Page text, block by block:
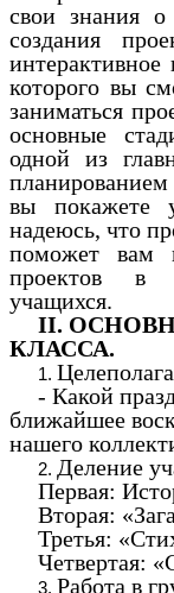
свои знания о
создания
интерактивное
которого вы
заниматься
основные
одной из
вы покажете
надеюсь, что
поможет вам
проектов в
учащихся.
II.
КЛАССА.
- Какой
ближайшее
нашего
Деление
Первая:
Вторая:
Третья:
Четвертая:
Работа в